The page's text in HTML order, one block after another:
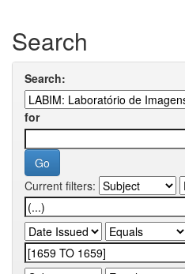
Search
Search:
for
Current filters: